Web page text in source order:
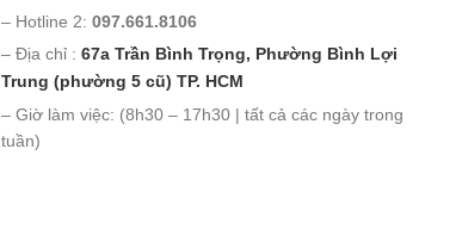
– Hotline 2: 097.661.8106
– Địa chỉ : 67a Trần Bình Trọng, Phường Bình Lợi
Trung (phường 5 cũ) TP. HCM
– Giờ làm việc: (8h30 – 17h30 | tất cả các ngày trong
tuần)